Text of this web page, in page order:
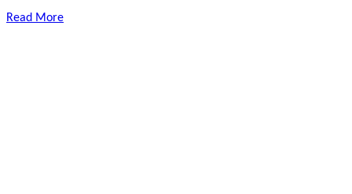
Read More